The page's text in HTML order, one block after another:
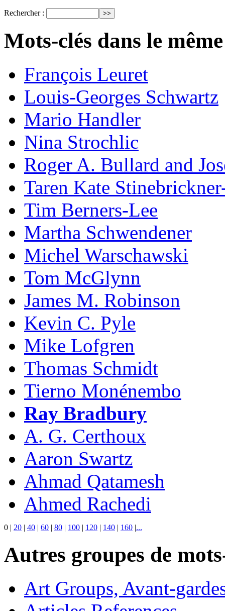
Rechercher :
Mots-clés dans le
François Leuret
Louis-Georges Schwartz
Mario Handler
Nina Strochlic
Roger A. Bullard and
Taren Kate
Tim Berners-Lee
Martha Schwendener
Michel Warschawski
Tom McGlynn
James M. Robinson
Kevin C. Pyle
Mike Lofgren
Thomas Schmidt
Tierno Monénembo
Ray Bradbury
A. G. Certhoux
Aaron Swartz
Ahmad Qatamesh
Ahmed Rachedi
0 | 20 | 40 | 60 | 80 | 100 | 120 | 140 | 160 |...
Autres groupes de
Art Groups, Avant-